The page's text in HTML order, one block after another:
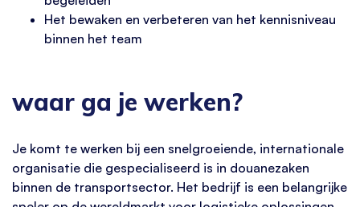
Het bewaken en verbeteren van het kennisniveau
binnen het team
waar ga je werken?
Je komt te werken bij een snelgroeiende, internationale
organisatie die gespecialiseerd is in douanezaken
binnen de transportsector. Het bedrijf is een belangrijke